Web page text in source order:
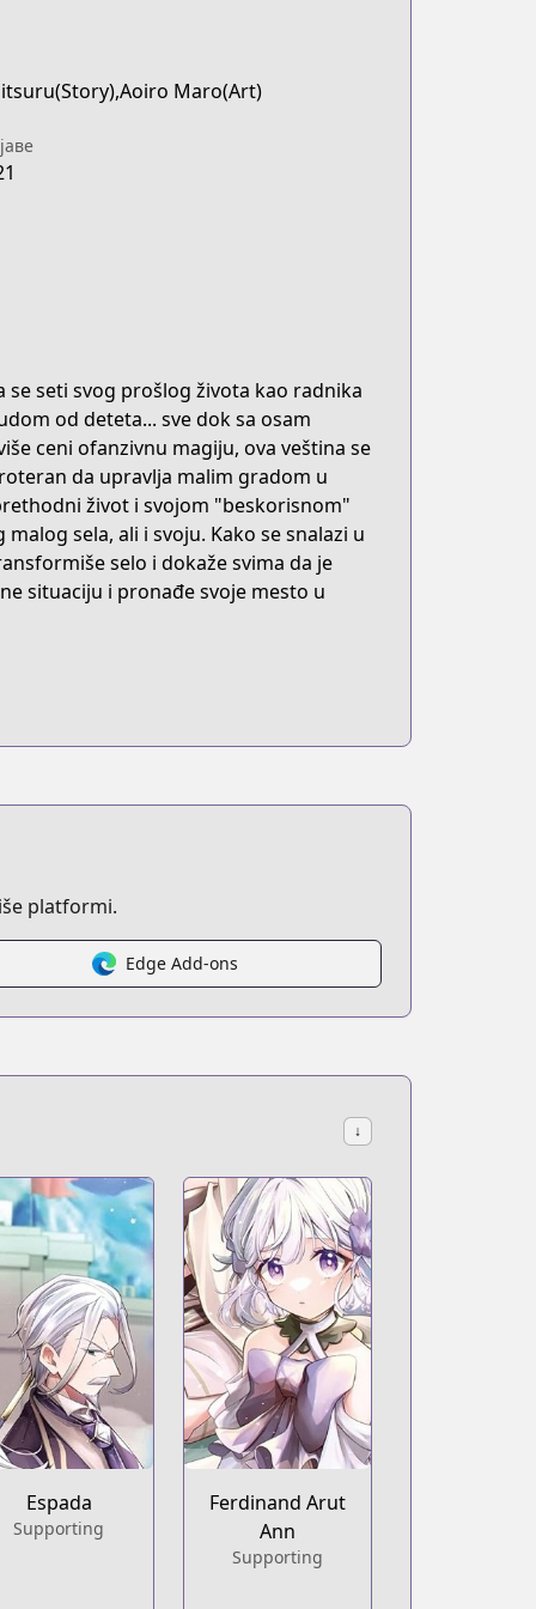
magic-turns-a-nameless-village-into-the-
Maro(Art)
seti svog prošlog života kao radnika
od deteta... sve dok sa osam
ceni ofanzivnu magiju, ova veština se
da upravlja malim gradom u
život i svojom "beskorisnom"
sela, ali i svoju. Kako se snalazi u
selo i dokaže svima da je
situaciju i pronađe svoje mesto u
platformi.
Edge Add-ons
↓
Espada
Supporting
Ferdinand Arut
Ann
Supporting